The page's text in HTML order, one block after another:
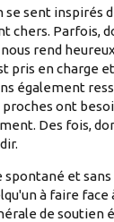
se sent inspirés
chers. Parfois,
rend
pris en charge
également
ont
Des fois,
et
à faire face
de soutien